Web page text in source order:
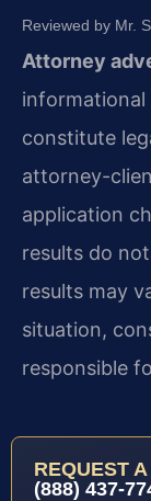
Reviewed by Mr.
Attorney
informational
constitute
attorney-
application
results do
results may
situation,
responsible
REQUEST
(888) 437-